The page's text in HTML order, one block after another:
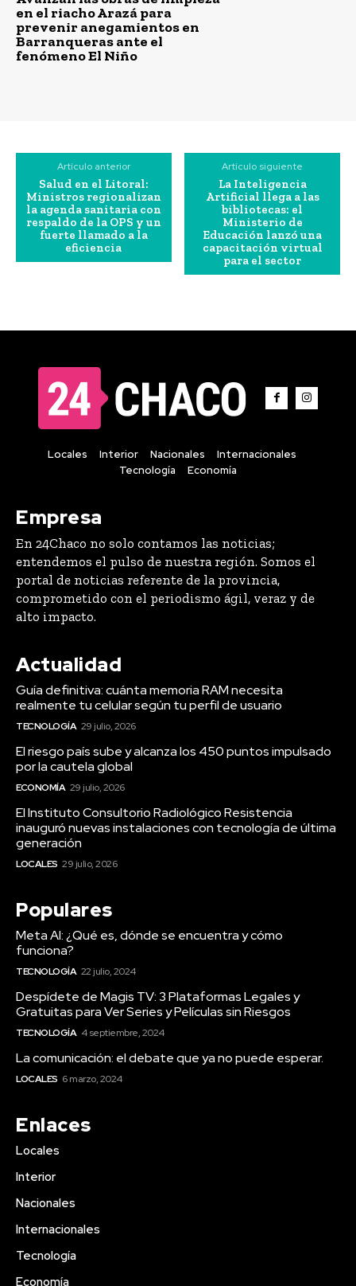
en el riacho Arazá para
prevenir anegamientos en
Barranqueras ante el
fenómeno El Niño
Artículo anterior
Salud en el Litoral:
Ministros regionalizan
la agenda sanitaria con
respaldo de la OPS y un
fuerte llamado a la
eficiencia
Artículo siguiente
La Inteligencia
Artificial llega a las
bibliotecas: el
Ministerio de
Educación lanzó una
capacitación virtual
para el sector
Locales Interior Nacionales
Internacionales
Tecnología
Economía
Empresa
En 24Chaco no solo contamos las noticias;
entendemos el pulso de nuestra región. Somos el
portal de noticias referente de la provincia,
comprometido con el periodismo ágil, veraz y de
alto impacto.
Actualidad
Guía definitiva: cuánta memoria RAM necesita
realmente tu celular según tu perfil de usuario
TECNOLOGÍA 29 julio, 2026
El riesgo país sube y alcanza los 450 puntos impulsado
por la cautela global
ECONOMÍA 29 julio, 2026
El Instituto Consultorio Radiológico Resistencia
inauguró nuevas instalaciones con tecnología de última
generación
LOCALES 29 julio, 2026
Populares
Meta AI: ¿Qué es, dónde se encuentra y cómo
funciona?
TECNOLOGÍA 22 julio, 2024
Despídete de Magis TV: 3 Plataformas Legales y
Gratuitas para Ver Series y Películas sin Riesgos
TECNOLOGÍA 4 septiembre, 2024
La comunicación: el debate que ya no puede esperar.
LOCALES 6 marzo, 2024
Enlaces
Locales
Interior
Nacionales
Internacionales
Tecnología
Economía